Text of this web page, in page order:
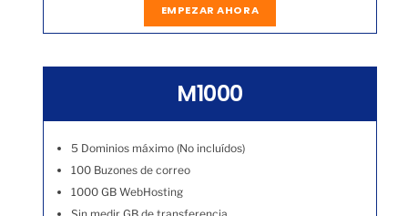
EMPEZAR AHORA
M1000
5 Dominios máximo (No incluídos)
100 Buzones de correo
1000 GB WebHosting